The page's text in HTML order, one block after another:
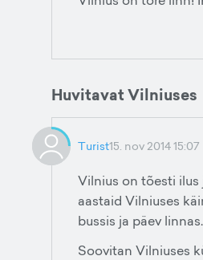
Huvitavat Vilniuses
Turist15. nov 2014 15:07
Vilnius on tõesti ilus
aastaid Vilniuses
bussis ja päev
Soovitan Vilniuses